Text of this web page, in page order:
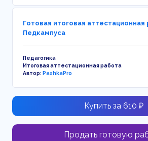
Готовая итоговая аттестационная
Педкампуса
Педагогика
Итоговая аттестационная работа
Автор:PashkaPro
Купить за 610 ₽
Продать готовую